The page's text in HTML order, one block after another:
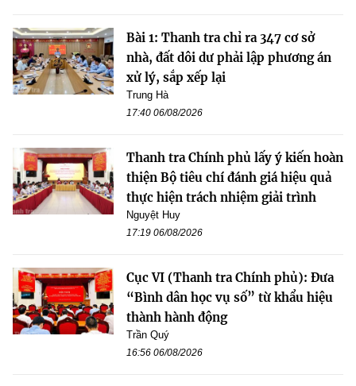
Bài 1: Thanh tra chỉ ra 347 cơ sở
nhà, đất dôi dư phải lập phương án
xử lý, sắp xếp lại
Trung Hà
17:40 06/08/2026
Thanh tra Chính phủ lấy ý kiến hoàn
thiện Bộ tiêu chí đánh giá hiệu quả
thực hiện trách nhiệm giải trình
Nguyệt Huy
17:19 06/08/2026
Cục VI (Thanh tra Chính phủ): Đưa
“Bình dân học vụ số” từ khẩu hiệu
thành hành động
Trần Quý
16:56 06/08/2026